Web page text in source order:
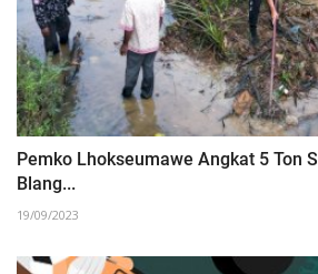
Pemko Lhokseumawe Angkat 5 Ton
Blang...
19/09/2023